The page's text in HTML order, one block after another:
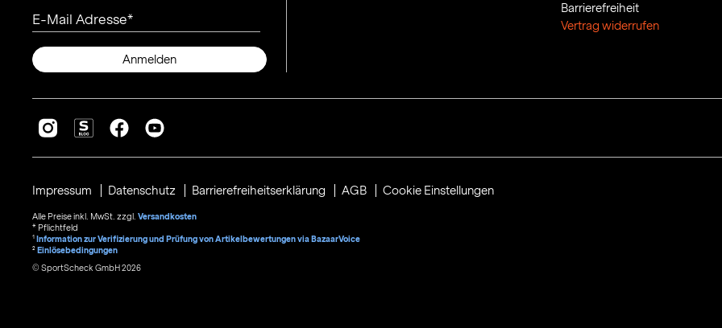
E-Mail Adresse
Anmelden
Barrierefreiheit
Vertrag widerrufen
Impressum Datenschutz Barrierefreiheitserklärung AGB Cookie Einstellungen
Alle Preise inkl. MwSt. zzgl. Versandkosten
* Pflichtfeld
1 Information zur Verifizierung und Prüfung von Artikelbewertungen via BazaarVoice
² Einlösebedingungen
© SportScheck GmbH 2026